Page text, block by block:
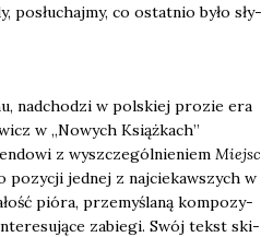
posłu­chaj­my, co ostat­nio było sły­
nad­cho­dzi w pol­skiej pro­zie era
w „Nowych Książ­kach”
z wyszcze­gól­nie­niem Miejsc
pozy­cji jed­nej z naj­cie­kaw­szych w
pió­ra, prze­my­śla­ną kom­po­zy­
zabie­gi. Swój tekst ski­